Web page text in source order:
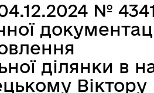
№
ділянки в
Віктору